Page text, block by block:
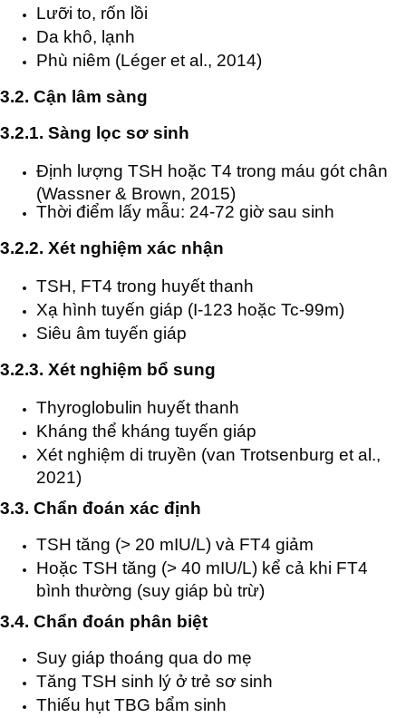
Lưỡi to, rốn lồi
Da khô, lạnh
Phù niêm (Léger et al., 2014)
3.2. Cận lâm sàng
3.2.1. Sàng lọc sơ sinh
Định lượng TSH hoặc T4 trong máu gót chân
(Wassner & Brown, 2015)
Thời điểm lấy mẫu: 24-72 giờ sau sinh
3.2.2. Xét nghiệm xác nhận
TSH, FT4 trong huyết thanh
Xạ hình tuyến giáp (I-123 hoặc Tc-99m)
Siêu âm tuyến giáp
3.2.3. Xét nghiệm bổ sung
Thyroglobulin huyết thanh
Kháng thể kháng tuyến giáp
Xét nghiệm di truyền (van Trotsenburg et al.,
2021)
3.3. Chẩn đoán xác định
TSH tăng (> 20 mIU/L) và FT4 giảm
Hoặc TSH tăng (> 40 mIU/L) kể cả khi FT4
bình thường (suy giáp bù trừ)
3.4. Chẩn đoán phân biệt
Suy giáp thoáng qua do mẹ
Tăng TSH sinh lý ở trẻ sơ sinh
Thiếu hụt TBG bẩm sinh